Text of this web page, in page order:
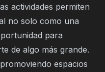
actividades permiten
no solo como una
para
de algo más grande.
espacios